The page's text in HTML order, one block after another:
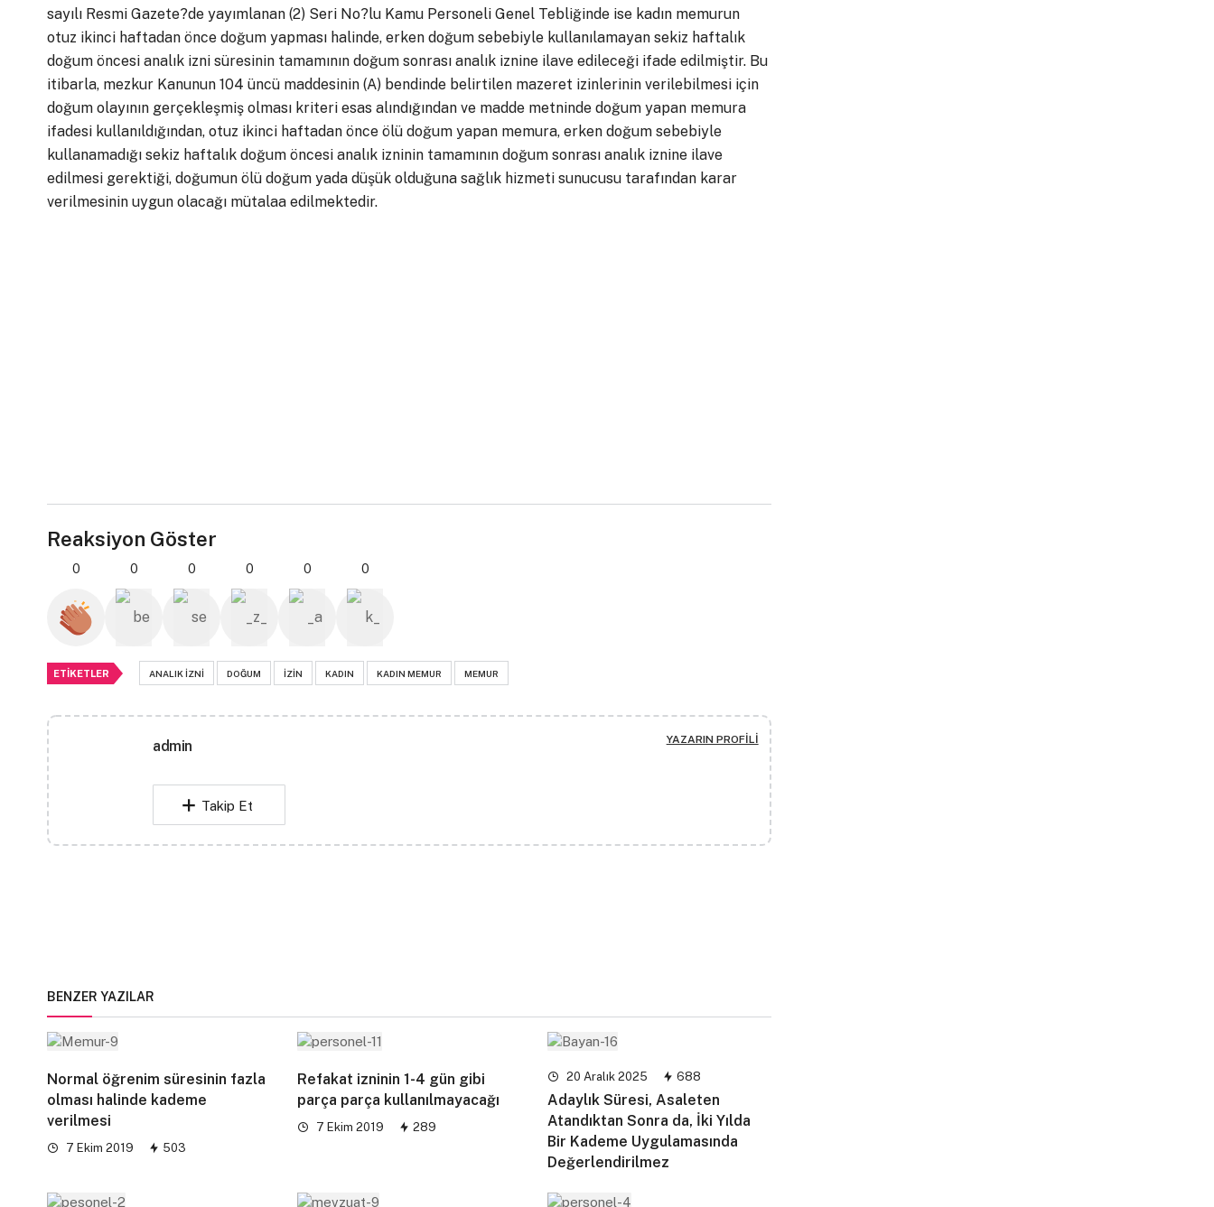
sayılı Resmi Gazete?de yayımlanan (2) Seri No?lu Kamu Personeli Genel Tebliğinde ise kadın memurun
otuz ikinci haftadan önce doğum yapması halinde, erken doğum sebebiyle kullanılamayan sekiz haftalık
doğum öncesi analık izni süresinin tamamının doğum sonrası analık iznine ilave edileceği ifade edilmiştir. Bu
itibarla, mezkur Kanunun 104 üncü maddesinin (A) bendinde belirtilen mazeret izinlerinin verilebilmesi için
doğum olayının gerçekleşmiş olması kriteri esas alındığından ve madde metninde doğum yapan memura
ifadesi kullanıldığından, otuz ikinci haftadan önce ölü doğum yapan memura, erken doğum sebebiyle
kullanamadığı sekiz haftalık doğum öncesi analık izninin tamamının doğum sonrası analık iznine ilave
edilmesi gerektiği, doğumun ölü doğum yada düşük olduğuna sağlık hizmeti sunucusu tarafından karar
verilmesinin uygun olacağı mütalaa edilmektedir.
Reaksiyon Göster
0 0 0 0 0 0
ETIKETLER ANALIK IZNI DOĞUM IZIN KADIN KADIN MEMUR MEMUR
admin YAZARIN PROFILI
Takip Et
BENZER YAZILAR
Normal öğrenim süresinin fazla
olması halinde kademe
verilmesi
7 Ekim 2019 503
Refakat izninin 1-4 gün gibi
parça parça kullanılmayacağı
7 Ekim 2019 289
20 Aralık 2025 688
Adaylık Süresi, Asaleten
Atandıktan Sonra da, İki Yılda
Bir Kademe Uygulamasında
Değerlendirilmez